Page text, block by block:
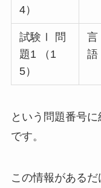
4）
試験Ⅰ 問
題1 （1
5）
言
語
という問題番号
です。
この情報がある